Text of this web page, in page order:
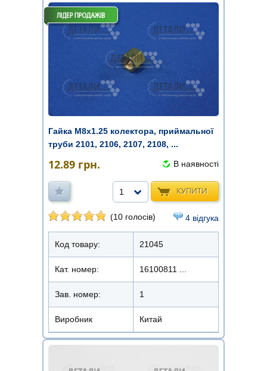
Гайка М8х1.25 колектора, приймальної
труби 2101, 2106, 2107, 2108, ...
12.89 грн. В наявності
КУПИТИ
1
(10 голосів) 4 відгука
Код товару: 21045
Кат. номер: 16100811 ...
Зав. номер: 1
Виробник Китай